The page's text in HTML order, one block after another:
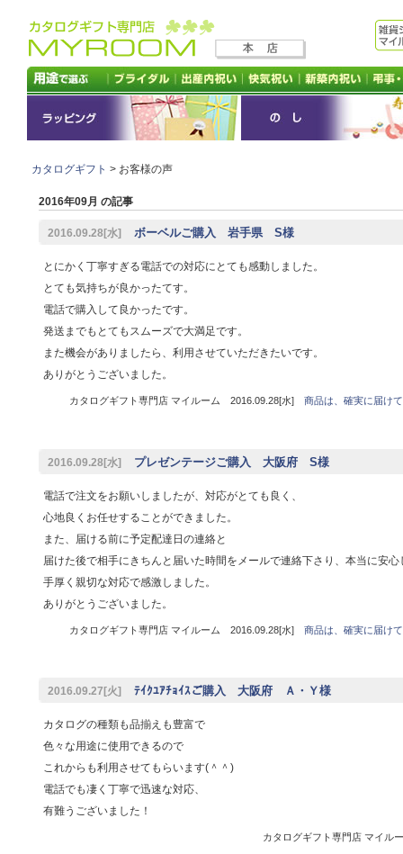
カタログギフト > お客様の声
2016年09月 の記事
2016.09.28[水] ボーベルご購入 岩手県 S様
とにかく丁寧すぎる電話での対応にとても感動しました。
とても気持ちが良かったてす。
電話で購入して良かったです。
発送までもとてもスムーズで大満足です。
また機会がありましたら、利用させていただきたいです。
ありがとうございました。
カタログギフト専門店 マイルーム 2016.09.28[水] 商品は、確実に届け
2016.09.28[水] プレゼンテージご購入 大阪府 S様
電話で注文をお願いしましたが、対応がとても良く、
心地良くお任せすることができました。
また、届ける前に予定配達日の連絡と
届けた後で相手にきちんと届いた時間をメールで連絡下さり、本当に安心
手厚く親切な対応で感激しました。
ありがとうございました。
カタログギフト専門店 マイルーム 2016.09.28[水] 商品は、確実に届け
2016.09.27[火] ﾃｲｸﾕｱﾁｮｲｽご購入 大阪府 Ａ・Ｙ様
カタログの種類も品揃えも豊富で
色々な用途に使用できるので
これからも利用させてもらいます(＾＾)
電話でも凄く丁寧で迅速な対応、
有難うございました！
カタログギフト専門店 マイ